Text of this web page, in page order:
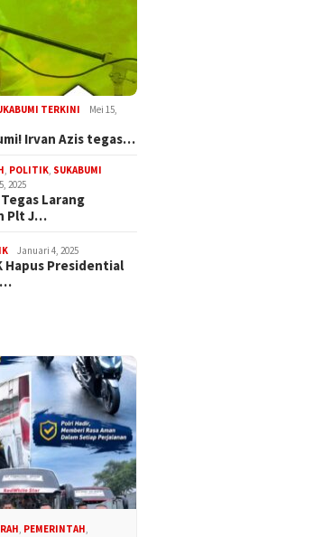
TERKINI
Mei 15,
Irvan Azis tegas…
POLITIK SUKABUMI
2025
Larang
Plt J…
Januari 4, 2025
Hapus Presidential
, PEMERINTAH,